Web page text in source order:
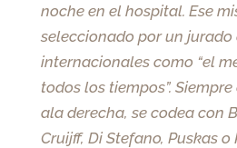
noche en el hospital. Ese
seleccionado por un jurado
internacionales como “el
todos los tiempos”. Siempre
ala derecha, se codea con
Cruijff, Di Stefano, Puskas o